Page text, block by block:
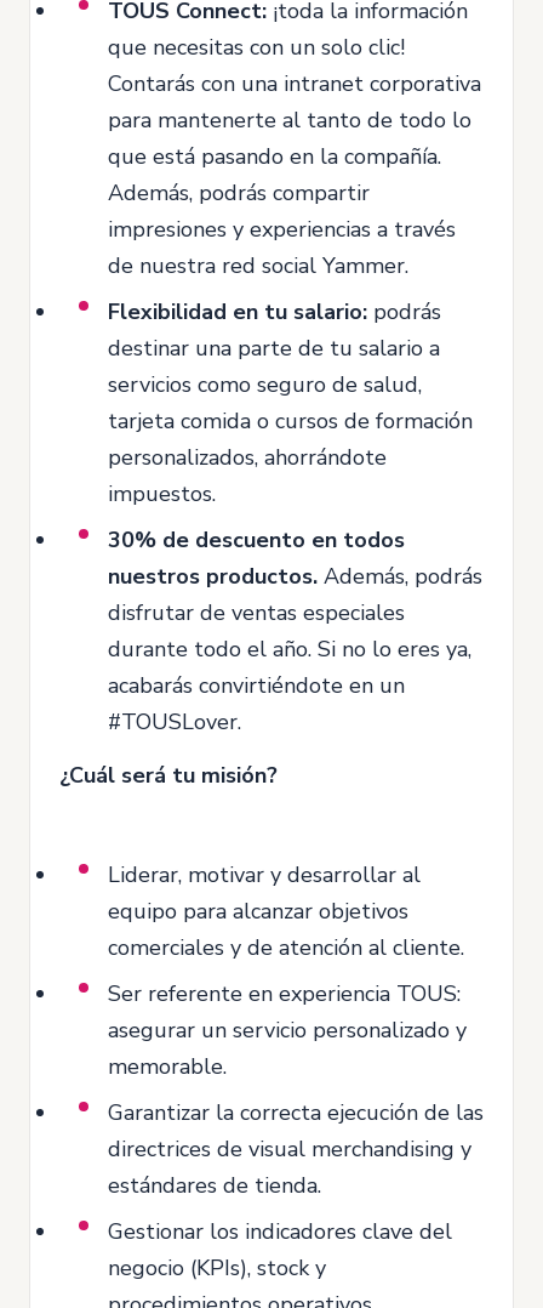
TOUS Connect: ¡toda la información
que necesitas con un solo clic!
Contarás con una intranet corporativa
para mantenerte al tanto de todo lo
que está pasando en la compañía.
Además, podrás compartir
impresiones y experiencias a través
de nuestra red social Yammer.
Flexibilidad en tu salario: podrás
destinar una parte de tu salario a
servicios como seguro de salud,
tarjeta comida o cursos de formación
personalizados, ahorrándote
impuestos.
30% de descuento en todos
nuestros productos. Además, podrás
disfrutar de ventas especiales
durante todo el año. Si no lo eres ya,
acabarás convirtiéndote en un
#TOUSLover.
¿Cuál será tu misión?
Liderar, motivar y desarrollar al
equipo para alcanzar objetivos
comerciales y de atención al cliente.
Ser referente en experiencia TOUS:
asegurar un servicio personalizado y
memorable.
Garantizar la correcta ejecución de las
directrices de visual merchandising y
estándares de tienda.
Gestionar los indicadores clave del
negocio (KPIs), stock y